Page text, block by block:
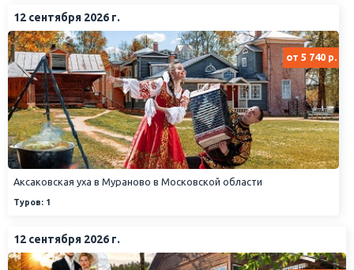
12 сентября 2026 г.
от 5 740 р.
Аксаковская уха в Мураново в Московской области
Туров: 1
12 сентября 2026 г.